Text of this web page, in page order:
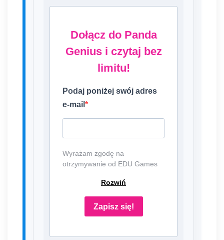
Dołącz do Panda
Genius i czytaj bez
limitu!
Podaj poniżej swój adres
e-mail
Wyrażam zgodę na
otrzymywanie od EDU Games
250 Czeladź, NIP: 6252475036,
KRS: 0000861152, REGON:
387109330 (dalej jako
"Administrator") newslettera,
związanej z edukacją i
Rozwiń
Zapisz się!